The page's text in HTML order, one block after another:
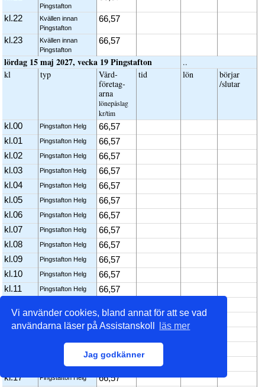
Vi använder cookies, bland annat för att se vad
användarna läser på Assistanskoll
läs mer
Jag godkänner
Pingstafton
kl.22
Kvällen innan
Pingstafton
66,57
kl.23
Kvällen innan
Pingstafton
66,57
lördag 15 maj 2027, vecka 19 Pingstafton
..
kl
typ
Vård­
företag­
arna
löne­påslag
kr/tim
tid lön
börjar
/slutar
kl.00 Pingstafton Helg
66,57
kl.01
Pingstafton Helg
66,57
kl.02
Pingstafton Helg
66,57
kl.03
Pingstafton Helg
66,57
kl.04
Pingstafton Helg
66,57
kl.05
Pingstafton Helg
66,57
kl.06
Pingstafton Helg
66,57
kl.07
Pingstafton Helg
66,57
kl.08
Pingstafton Helg
66,57
kl.09
Pingstafton Helg
66,57
kl.10
Pingstafton Helg
66,57
kl.11
Pingstafton Helg
66,57
kl.13
Pingstafton Helg
66,57
Pingstafton Helg
kl.17
Pingstafton Helg
66,57